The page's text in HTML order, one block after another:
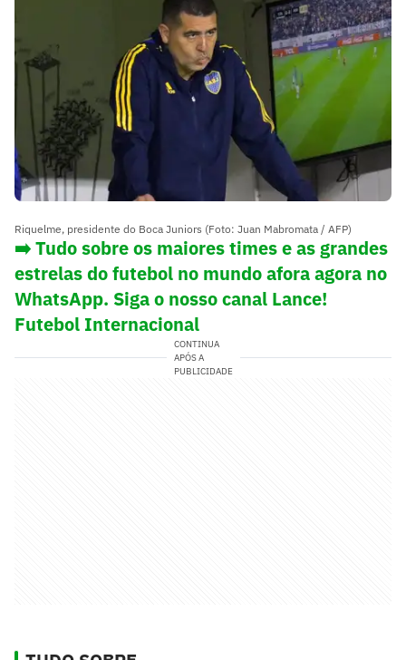
Riquelme, presidente do Boca Juniors (Foto: Juan Mabromata / AFP)
➡️ Tudo sobre os maiores times e as grandes
estrelas do futebol no mundo afora agora no
WhatsApp. Siga o nosso canal Lance!
Futebol Internacional
CONTINUA
APÓS A
PUBLICIDADE